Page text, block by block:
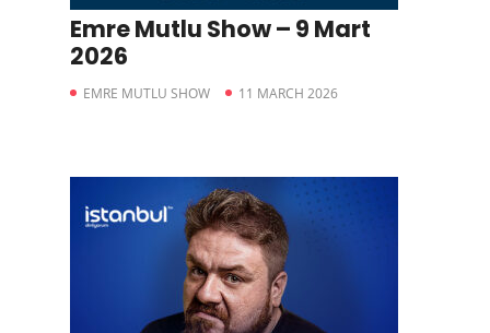
Emre Mutlu Show – 9 Mart
2026
EMRE MUTLU SHOW 11 MARCH 2026